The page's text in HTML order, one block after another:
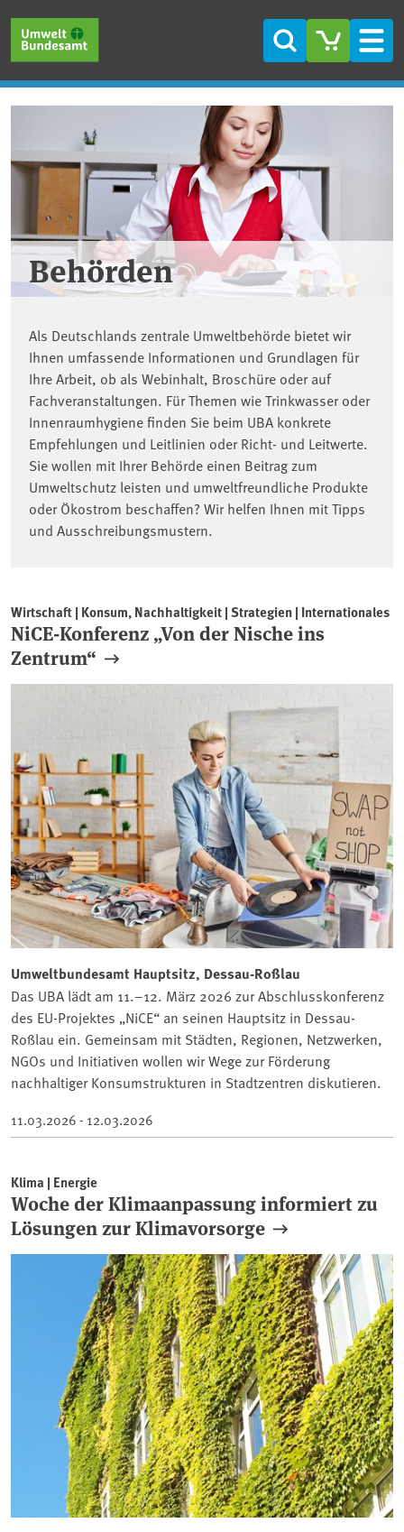
Suche
Behörden
Als Deutschlands zentrale Umweltbehörde bietet wir
Ihnen umfassende Informationen und Grundlagen für
Ihre Arbeit, ob als Webinhalt, Broschüre oder auf
Fachveranstaltungen. Für Themen wie Trinkwasser oder
Innenraumhygiene finden Sie beim UBA konkrete
Empfehlungen und Leitlinien oder Richt- und Leitwerte.
Sie wollen mit Ihrer Behörde einen Beitrag zum
Umweltschutz leisten und umweltfreundliche Produkte
oder Ökostrom beschaffen? Wir helfen Ihnen mit Tipps
und Ausschreibungsmustern.
Wirtschaft | Konsum, Nachhaltigkeit | Strategien | Internationales
NiCE-Konferenz „Von der Nische ins
Zentrum“
Umweltbundesamt Hauptsitz, Dessau-Roßlau
Das UBA lädt am 11.–12. März 2026 zur Abschlusskonferenz
des EU-Projektes „NiCE“ an seinen Hauptsitz in Dessau-
Roßlau ein. Gemeinsam mit Städten, Regionen, Netzwerken,
NGOs und Initiativen wollen wir Wege zur Förderung
nachhaltiger Konsumstrukturen in Stadtzentren diskutieren.
11.03.2026 - 12.03.2026
Klima | Energie
Woche der Klimaanpassung informiert zu
Lösungen zur Klimavorsorge